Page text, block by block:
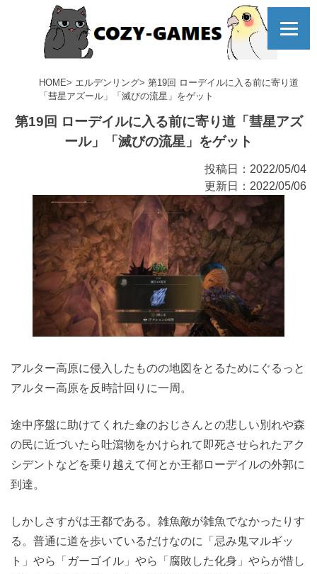
ELDEN
RING
HOME エルデンリング
第19回 ローデイルに入る前に寄り道
「彗星アズール」「滅びの流星」をゲット
第19回 ローデイルに入る前に寄り道「彗星アズ
ール」「滅びの流星」をゲット
投稿日：2022/05/04
更新日：2022/05/06
アルター高原に侵入したものの地図をとるためにぐるっと
アルター高原を反時計回りに一周。
途中序盤に助けてくれた傘のおじさんとの悲しい別れや森
の民に近づいたら吐瀉物をかけられて即死させられたアク
シデントなどを乗り越えて何とか王都ローデイルの外郭に
到達。
しかしさすがは王都である。雑魚敵が雑魚でなかったりす
る。普通に道を歩いているだけなのに「忌み鬼マルギッ
ト」やら「ガーゴイル」やら「腐敗した化身」やらが惜し